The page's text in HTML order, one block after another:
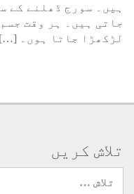
ہیں۔ سورج ڈھلنے کے
جاتی ہیں۔ ہر وقت
لڑکھڑا جاتا ہوں۔ […]
تلاش کریں